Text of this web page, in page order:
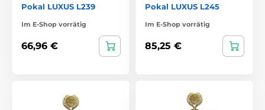
Pokal LUXUS L239
Im E-Shop vorrätig
66,96 €
Pokal LUXUS L245
Im E-Shop vorrätig
85,25 €